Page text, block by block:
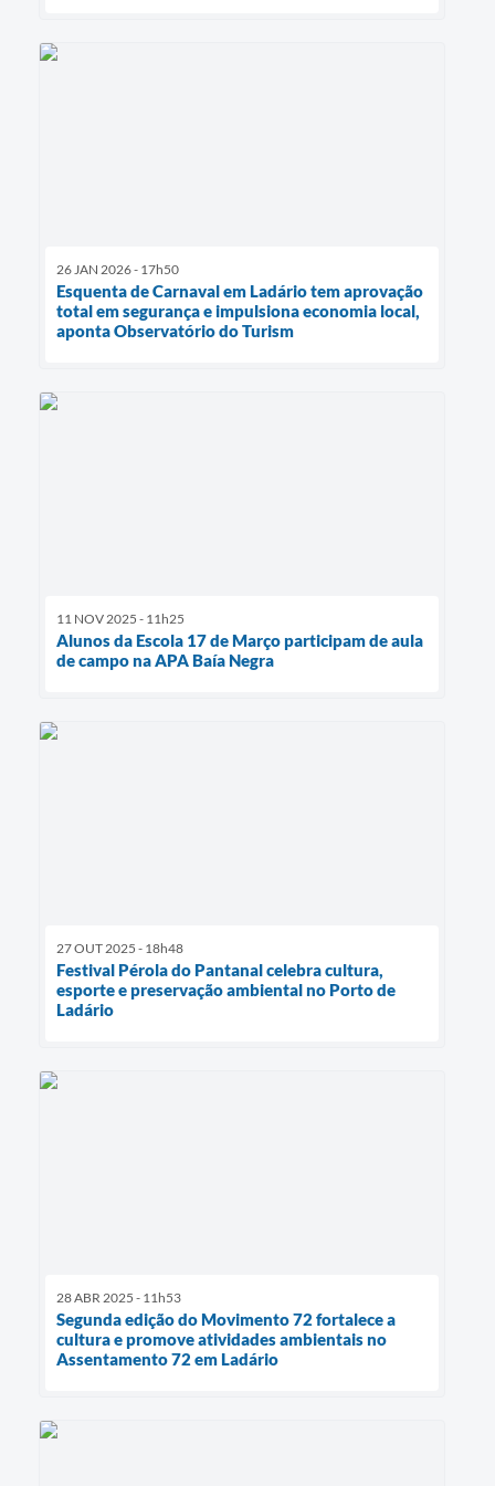
26 JAN 2026 - 17h50
Esquenta de Carnaval em Ladário tem aprovação
total em segurança e impulsiona economia local,
aponta Observatório do Turism
11 NOV 2025 - 11h25
Alunos da Escola 17 de Março participam de aula
de campo na APA Baía Negra
27 OUT 2025 - 18h48
Festival Pérola do Pantanal celebra cultura,
esporte e preservação ambiental no Porto de
Ladário
28 ABR 2025 - 11h53
Segunda edição do Movimento 72 fortalece a
cultura e promove atividades ambientais no
Assentamento 72 em Ladário